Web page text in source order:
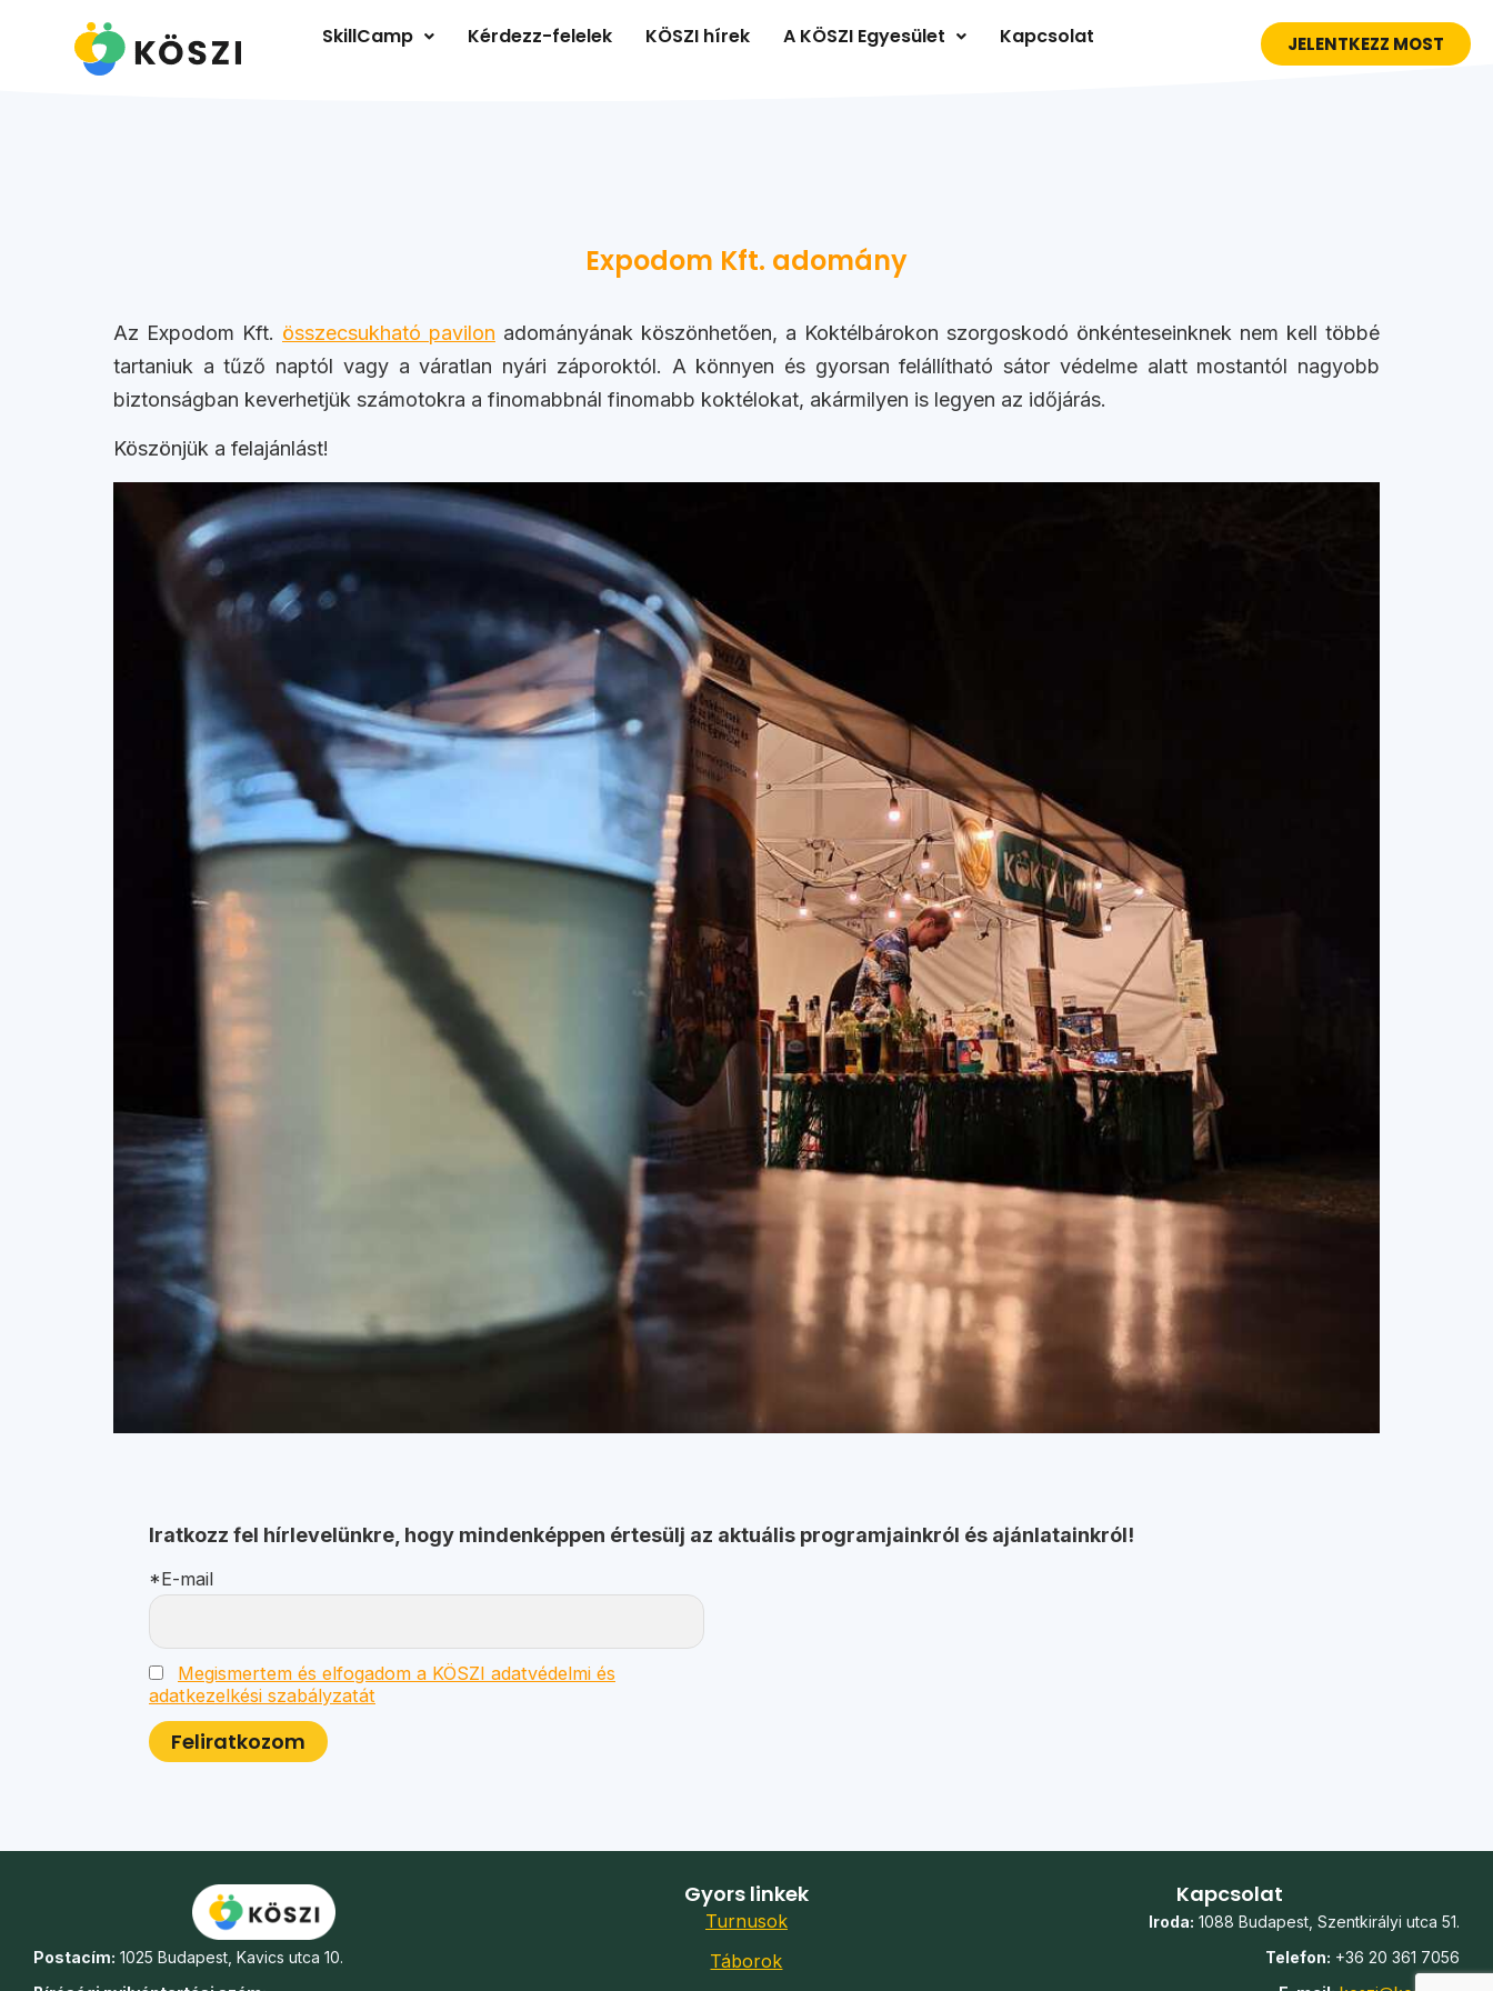
SkillCamp Kérdezz-felelek KÖSZI hírek A KÖSZI Egyesület Kapcsolat JELENTKEZZ MOST
Expodom Kft. adomány
Az Expodom Kft. összecsukható pavilon adományának köszönhetően, a Koktélbárokon szorgoskodó önkénteseinknek nem kell többé
tartaniuk a tűző naptól vagy a váratlan nyári záporoktól. A könnyen és gyorsan felállítható sátor védelme alatt mostantól nagyobb
biztonságban keverhetjük számotokra a finomabbnál finomabb koktélokat, akármilyen is legyen az időjárás.
Köszönjük a felajánlást!
Iratkozz fel hírlevelünkre, hogy mindenképpen értesülj az aktuális programjainkról és ajánlatainkról!
*E-mail
Megismertem és elfogadom a KÖSZI adatvédelmi és
adatkezelkési szabályzatát
Postacím: 1025 Budapest, Kavics utca 10.
Gyors linkek
Turnusok
Táborok
Kapcsolat
Iroda: 1088 Budapest, Szentkirályi utca 51.
Telefon: +36 20 361 7056